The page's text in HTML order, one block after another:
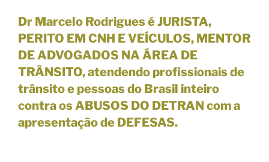
Dr Marcelo Rodrigues é JURISTA,
PERITO EM CNH E VEÍCULOS, MENTOR
DE ADVOGADOS NA ÁREA DE
TRÂNSITO, atendendo profissionais de
trânsito e pessoas do Brasil inteiro
contra os ABUSOS DO DETRAN com a
apresentação de DEFESAS.